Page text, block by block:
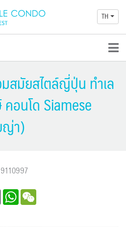
TH
มสมัยสไตล์ญี่ปุ่น ทำเล
อนโด Siamese
ญ่า)
Email WhatsApp